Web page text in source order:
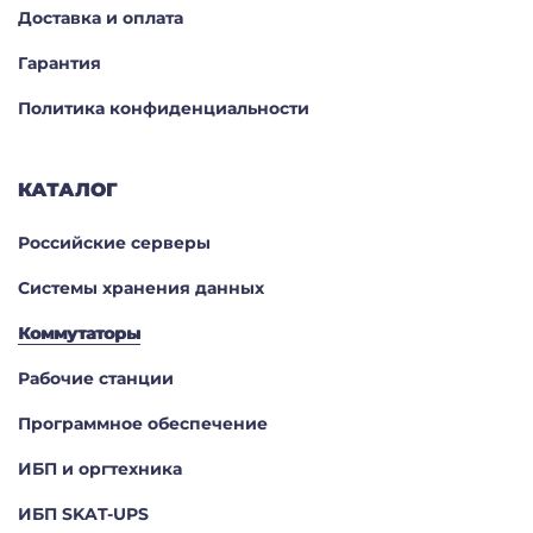
КАТАЛОГ
Российские серверы
Системы хранения данных
Коммутаторы
Рабочие станции
Программное обеспечение
ИБП и оргтехника
ИБП SKAT-UPS
Доставка и оплата
Гарантия
Политика конфиденциальности